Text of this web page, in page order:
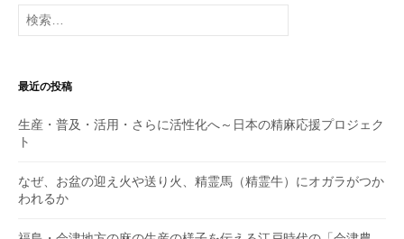
検
索:
最近の投稿
生産・普及・活用・さらに活性化へ～日本の精麻応援プロジェク
ト
なぜ、お盆の迎え火や送り火、精霊馬（精霊牛）にオガラがつか
われるか